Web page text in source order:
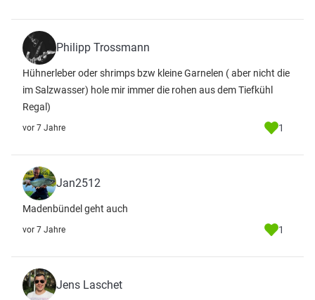
Philipp Trossmann
Hühnerleber oder shrimps bzw kleine Garnelen ( aber nicht die
im Salzwasser) hole mir immer die rohen aus dem Tiefkühl
Regal)
vor 7 Jahre 1
Jan2512
Madenbündel geht auch
vor 7 Jahre 1
Jens Laschet